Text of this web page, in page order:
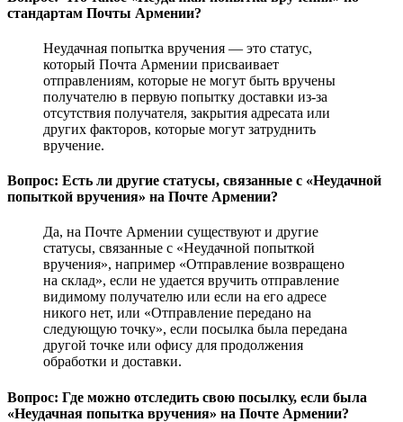
стандартам Почты Армении?
Неудачная попытка вручения — это статус,
который Почта Армении присваивает
отправлениям, которые не могут быть вручены
получателю в первую попытку доставки из-за
отсутствия получателя, закрытия адресата или
других факторов, которые могут затруднить
вручение.
Вопрос: Есть ли другие статусы, связанные с «Неудачной
попыткой вручения» на Почте Армении?
Да, на Почте Армении существуют и другие
статусы, связанные с «Неудачной попыткой
вручения», например «Отправление возвращено
на склад», если не удается вручить отправление
видимому получателю или если на его адресе
никого нет, или «Отправление передано на
следующую точку», если посылка была передана
другой точке или офису для продолжения
обработки и доставки.
Вопрос: Где можно отследить свою посылку, если была
«Неудачная попытка вручения» на Почте Армении?